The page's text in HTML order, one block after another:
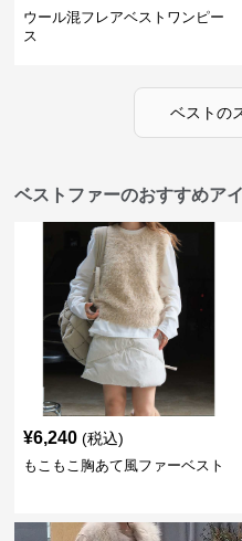
ウール混フレアベストワンピー
ス
ベストの
ベストファーのおすすめア
¥6,240 (税込)
もこもこ胸あて風ファーベスト